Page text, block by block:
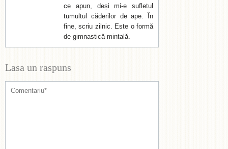
ce apun, deși mi-e sufletul
tumultul căderilor de ape. În
fine, scriu zilnic. Este o formă
de gimnastică mintală.
Lasa un raspuns